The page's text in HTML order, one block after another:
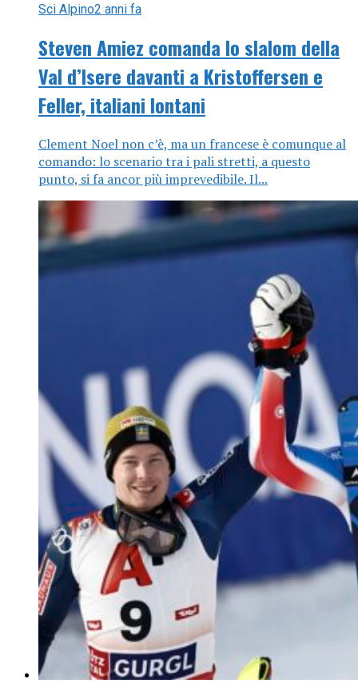
Sci Alpino2 anni fa
Steven Amiez comanda lo slalom della
Val d’Isere davanti a Kristoffersen e
Feller, italiani lontani
Clement Noel non c’è, ma un francese è comunque al
comando: lo scenario tra i pali stretti, a questo
punto, si fa ancor più imprevedibile. Il...